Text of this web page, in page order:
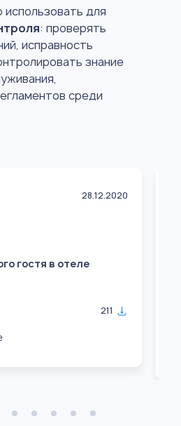
для
: проверять
исправность
знание
среди
28.12.2020
гостя в отеле
211